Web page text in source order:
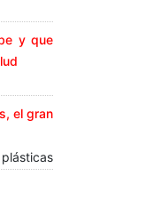
y que
el gran